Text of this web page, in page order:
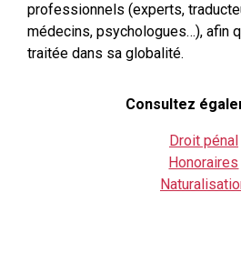
professionnels (experts,
médecins, psychologues…), afin
traitée dans sa globalité.
Consultez
Droit pénal
Honoraires